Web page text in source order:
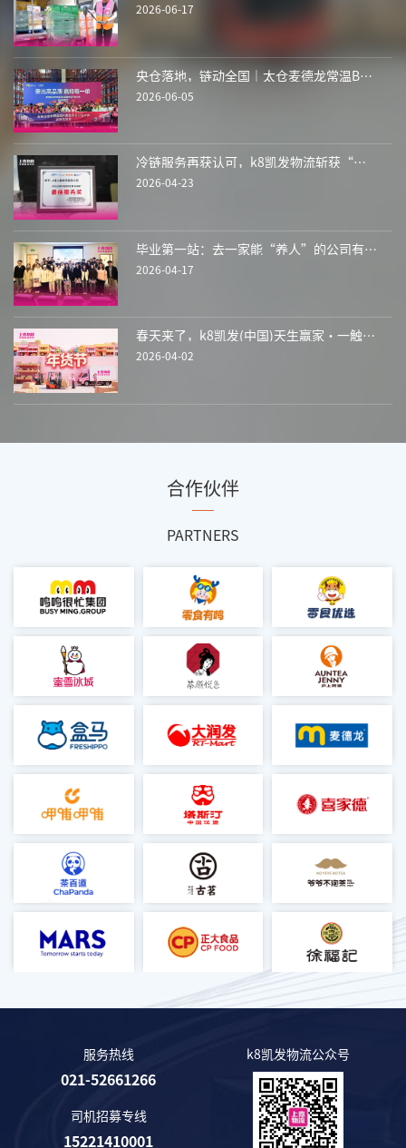
2026-06-17
央仓落地，链动全国｜太仓麦德龙常温B2B仓开仓
2026-06-05
冷链服务再获认可，k8凯发物流斩获“冰晶奖”两项荣誉
2026-04-23
毕业第一站：去一家能“养人”的公司有多重要？
2026-04-17
春天来了，k8凯发(中国)天生赢家·一触即发的年货节却刚刚结束
2026-04-02
合作伙伴
PARTNERS
鸣鸣很忙
查看更多 >
零食有鸣
查看更多 >
零食优选
查看更多 >
蜜雪冰城
查看更多 >
茶颜悦色
查看更多 >
沪上阿姨
查看更多 >
盒马
查看更多 >
大润发
查看更多 >
麦德龙
查看更多 >
呷哺呷哺
查看更多 >
塔斯汀
查看更多 >
喜家德
查看更多 >
茶百道
查看更多 >
古茗
查看更多 >
爷爷不泡茶
查看更多 >
玛氏
查看更多 >
正大食品
查看更多 >
徐福记
查看更多 >
服务热线
021-52661266
司机招募专线
15221410001
k8凯发物流公众号